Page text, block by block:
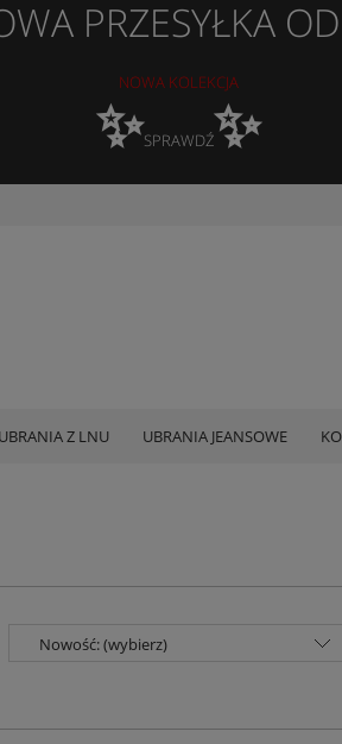
PRZESYŁKA
NOWA KOLEKCJA
✨SPRAWDŹ✨
UBRANIA Z LNU UBRANIA JEANSOWE
Nowość: (wybierz)